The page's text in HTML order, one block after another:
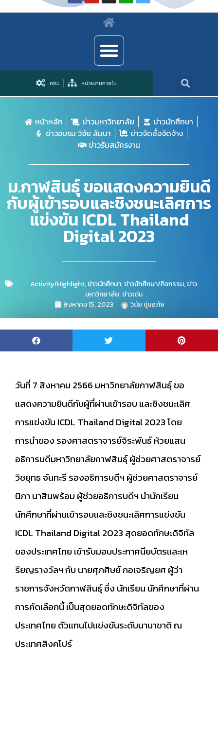
คณะ หน่วยงานภายใน
หน้าหลัก ข่าวมหาวิทยาลัย
ข่าวนักศึกษา
ข่าวอบรม วิจัย สัมนา
ข่าวจัดซื้อจัดจ้าง
ข่าวรับสมัครงาน
ม.กาฬสินธุ์ ขอแสดงความยินดี
กับผู้เข้ารอบและชิงชนะเลิศการ
แข่งขัน ICDL Thailand
Digital 2023
Activity/Highlight,ข่าวนักศึกษา,ข่าวนักศึกษา/กิจกรรม,ข่าว
มหาวิทยาลัย,ข่าวเด่น
สิงหาคม 15, 2023
วินัย ชุ่มอภัย
วันที่ 7 สิงหาคม 2566 มหาวิทยาลัยกาฬสินธุ์ ขอ
แสดงความยินดีกับผู้ที่ผ่านเข้ารอบ และชิงชนะเลิศ
การแข่งขัน ICDL Thailand Digital 2023 โดย
การนำของ รองศาสตราจารย์จิระพันธ์ ห้วยแสน
อธิการบดีมหาวิทยาลัยกาฬสินธุ์ ผู้ช่วยศาสตราจารย์
วิชยุทธ จันทะรี รองอธิการบดีฯ ผู้ช่วยศาสตราจารย์
นิภา นาสินพร้อม ผู้ช่วยอธิการบดีฯ นำนักเรียน
นักศึกษาที่ผ่านเข้ารอบและชิงชนะเลิศการแข่งขัน
ICDL Thailand Digital 2023 สุดยอดทักษะดิจิทัล
ของประเทศไทย เข้ารับมอบประกาศนียบัตรและเห
รียญรางวัลฯ กับ นายศุภศิษย์ กอเจริญยศ ผู้ว่า
ราชการจังหวัดกาฬสินธุ์ ซึ่ง นักเรียน นักศึกษาที่ผ่าน
การคัดเลือกนี้ เป็นสุดยอดทักษะดิจิทัลของ
ประเทศไทย ตัวแทนไปแข่งขันระดับนานาชาติ ณ
ประเทศสิงคโปร์